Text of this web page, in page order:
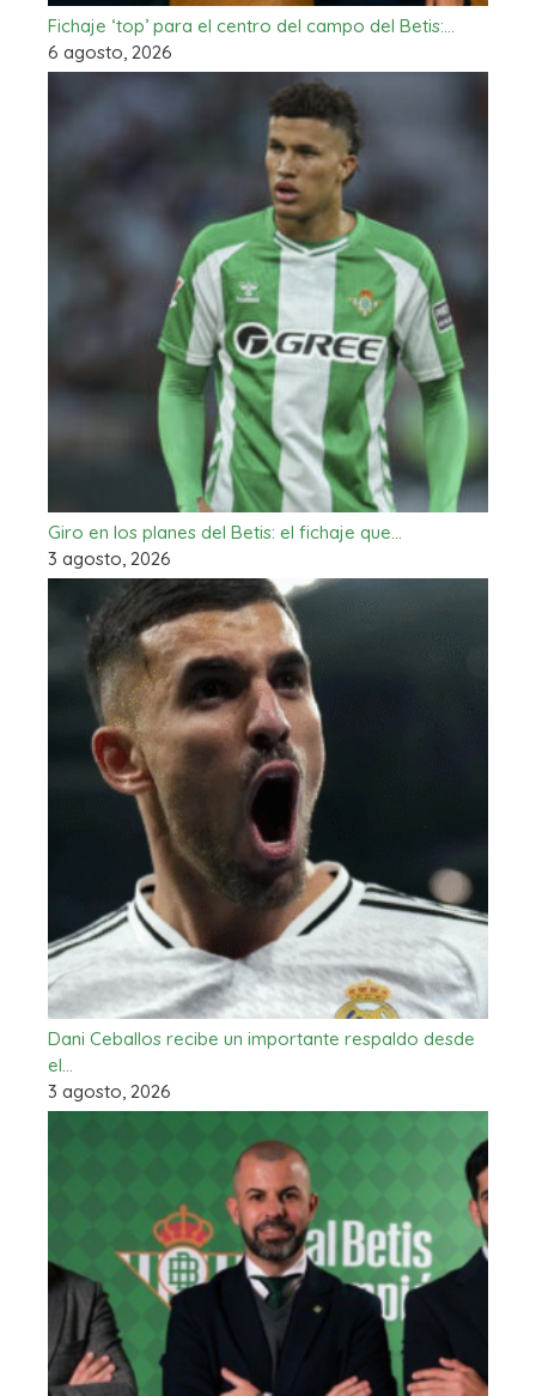
Fichaje ‘top’ para el centro del campo del Betis:…
6 agosto, 2026
Giro en los planes del Betis: el fichaje que…
3 agosto, 2026
Dani Ceballos recibe un importante respaldo desde
el…
3 agosto, 2026